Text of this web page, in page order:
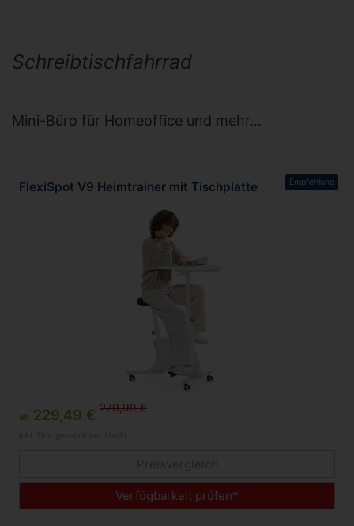
Schreibtischfahrrad
Mini-Büro für Homeoffice und mehr…
Empfehlung
FlexiSpot V9 Heimtrainer mit Tischplatte
ab 229,49 € 279,99 €
Verfügbarkeit prüfen*